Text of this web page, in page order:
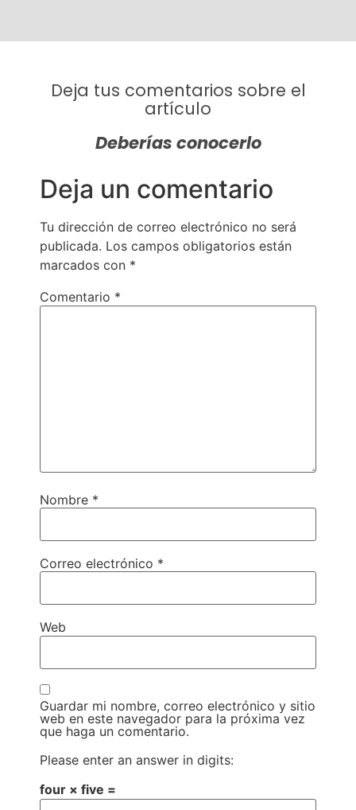
Deja tus comentarios sobre el
artículo
Deberías conocerlo
Deja un comentario
Tu dirección de correo electrónico no será
publicada. Los campos obligatorios están
marcados con *
Comentario *
Nombre *
Correo electrónico *
Web
Guardar mi nombre, correo electrónico y sitio
web en este navegador para la próxima vez
que haga un comentario.
Please enter an answer in digits:
four × five =